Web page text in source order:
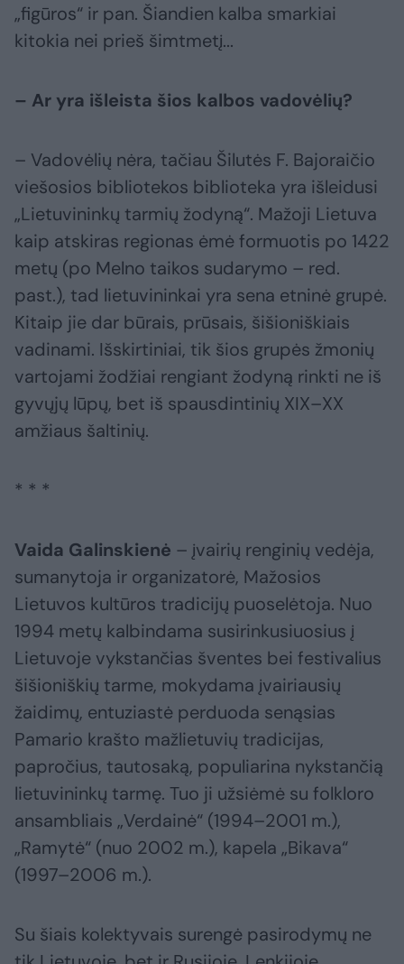
„figūros“ ir pan. Šiandien kalba smarkiai
kitokia nei prieš šimtmetį...
– Ar yra išleista šios kalbos vadovėlių?
– Vadovėlių nėra, tačiau Šilutės F. Bajoraičio
viešosios bibliotekos biblioteka yra išleidusi
„Lietuvininkų tarmių žodyną“. Mažoji Lietuva
kaip atskiras regionas ėmė formuotis po 1422
metų (po Melno taikos sudarymo – red.
past.), tad lietuvininkai yra sena etninė grupė.
Kitaip jie dar būrais, prūsais, šišioniškiais
vadinami. Išskirtiniai, tik šios grupės žmonių
vartojami žodžiai rengiant žodyną rinkti ne iš
gyvųjų lūpų, bet iš spausdintinių XIX–XX
amžiaus šaltinių.
* * *
Vaida Galinskienė – įvairių renginių vedėja,
sumanytoja ir organizatorė, Mažosios
Lietuvos kultūros tradicijų puoselėtoja. Nuo
1994 metų kalbindama susirinkusiuosius į
Lietuvoje vykstančias šventes bei festivalius
šišioniškių tarme, mokydama įvairiausių
žaidimų, entuziastė perduoda senąsias
Pamario krašto mažlietuvių tradicijas,
papročius, tautosaką, populiarina nykstančią
lietuvininkų tarmę. Tuo ji užsiėmė su folkloro
ansambliais „Verdainė“ (1994–2001 m.),
„Ramytė“ (nuo 2002 m.), kapela „Bikava“
(1997–2006 m.).
Su šiais kolektyvais surengė pasirodymų ne